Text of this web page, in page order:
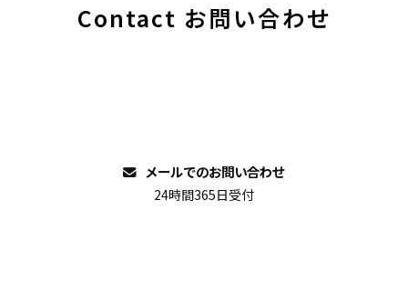
Contact お問い合わせ
メールでのお問い合わせ
24時間365日受付